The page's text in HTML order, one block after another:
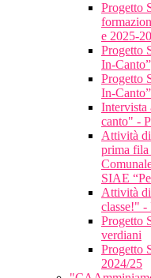
Progetto
e 2025-
Progetto
In-
Progetto
In-
Intervista
canto" -
Attività
prima fila
SIAE
Attività
classe!"
Progetto
verdiani
Progetto
2024/25